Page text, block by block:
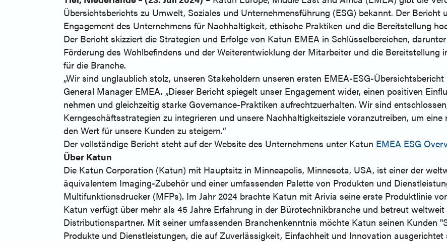
Übersichtsberichts zu Umwelt, Soziales und Unternehmensführung (ESG) bekannt. Der
Engagement des Unternehmens für Nachhaltigkeit, ethische Praktiken und die Bereitstellung
Der Bericht skizziert die Strategien und Erfolge von Katun EMEA in Schlüsselbereichen,
Förderung des Wohlbefindens und der Weiterentwicklung der Mitarbeiter und die Bereitstellung
für die Branche.
„Wir sind unglaublich stolz, unseren Stakeholdern unseren ersten EMEA-ESG-
General Manager EMEA. „Dieser Bericht spiegelt unser Engagement wider, einen positiven
nehmen und gleichzeitig starke Governance-Praktiken aufrechtzuerhalten. Wir sind
Kerngeschäftsstrategien zu integrieren und unsere Nachhaltigkeitsziele voranzutreiben, um
den Wert für unsere Kunden zu steigern.“
Der vollständige Bericht steht auf der Website des Unternehmens unter Katun EMEA ESG
Über Katun
Die Katun Corporation (Katun) mit Hauptsitz in Minneapolis, Minnesota, USA, ist einer der
äquivalentem Imaging-Zubehör und einer umfassenden Palette von Produkten und
Multifunktionsdrucker (MFPs). Im Jahr 2024 brachte Katun mit Arivia seine erste Produktlinie
Katun verfügt über mehr als 45 Jahre Erfahrung in der Bürotechnikbranche und betreut
Distributionspartner. Mit seiner umfassenden Branchenkenntnis möchte Katun seinen Kunden
Produkte und Dienstleistungen, die auf Zuverlässigkeit, Einfachheit und Innovation ausgerichtet